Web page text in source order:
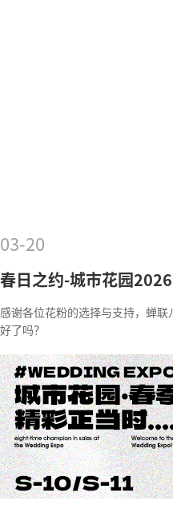
03-20
春日之约-城市花园
感谢各位花粉的选择与支持，蝉
好了吗？